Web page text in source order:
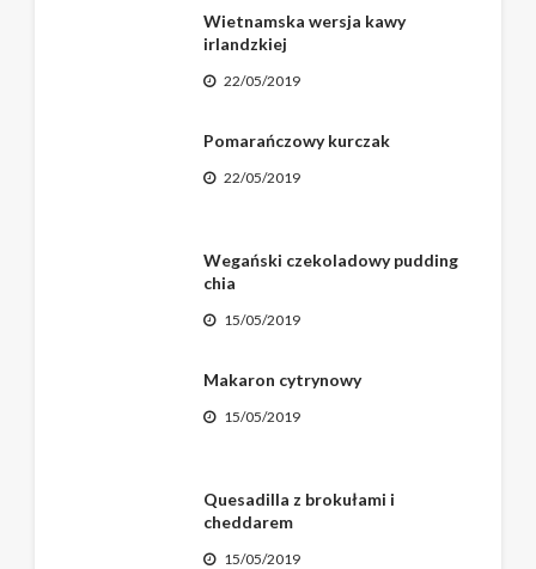
Wietnamska wersja kawy
irlandzkiej
22/05/2019
Pomarańczowy kurczak
22/05/2019
Wegański czekoladowy pudding
chia
15/05/2019
Makaron cytrynowy
15/05/2019
Quesadilla z brokułami i
cheddarem
15/05/2019